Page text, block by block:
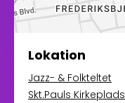
Lokation
Jazz- & Folkteltet
Skt.Pauls Kirkeplads